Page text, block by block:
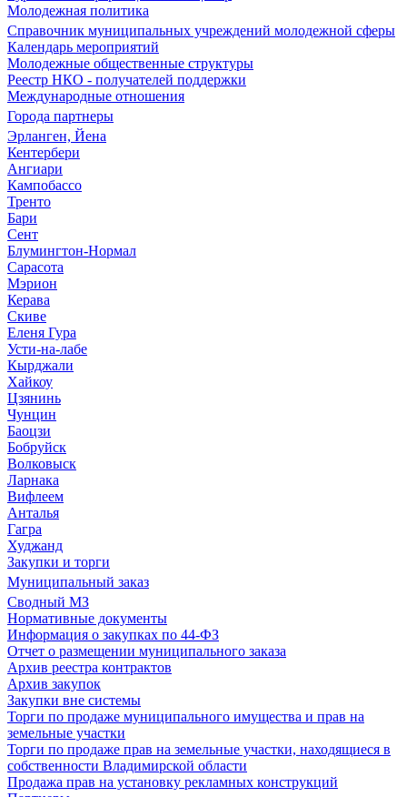
Молодежная политика
Справочник муниципальных учреждений молодежной сферы
Календарь мероприятий
Молодежные общественные структуры
Реестр НКО - получателей поддержки
Международные отношения
Города партнеры
Эрланген, Йена
Кентербери
Ангиари
Кампобассо
Тренто
Бари
Сент
Блумингтон-Нормал
Сарасота
Мэрион
Керава
Скиве
Еленя Гура
Усти-на-лабе
Кырджали
Хайкоу
Цзянинь
Чунцин
Баоцзи
Бобруйск
Волковыск
Ларнака
Вифлеем
Анталья
Гагра
Худжанд
Закупки и торги
Муниципальный заказ
Сводный МЗ
Нормативные документы
Информация о закупках по 44-ФЗ
Отчет о размещении муниципального заказа
Архив реестра контрактов
Архив закупок
Закупки вне системы
Торги по продаже муниципального имущества и прав на
земельные участки
Торги по продаже прав на земельные участки, находящиеся в
собственности Владимирской области
Продажа прав на установку рекламных конструкций